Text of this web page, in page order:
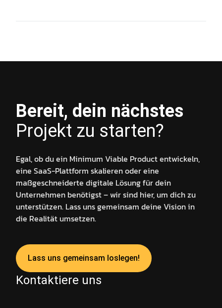
Bereit, dein nächstes
Projekt zu starten?
Egal, ob du ein Minimum Viable Product entwickeln,
eine SaaS-Plattform skalieren oder eine
maßgeschneiderte digitale Lösung für dein
Unternehmen benötigst – wir sind hier, um dich zu
unterstützen. Lass uns gemeinsam deine Vision in
die Realität umsetzen.
Lass uns gemeinsam loslegen!
Kontaktiere uns